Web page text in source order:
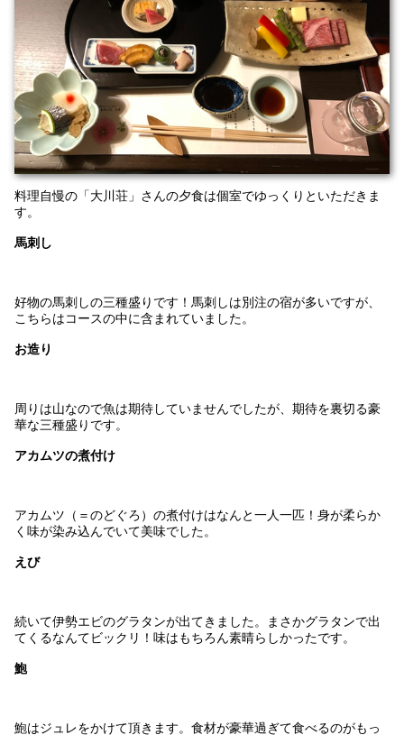
料理自慢の「大川荘」さんの夕食は個室でゆっくりといただきま
す。
馬刺し
好物の馬刺しの三種盛りです！馬刺しは別注の宿が多いですが、
こちらはコースの中に含まれていました。
お造り
周りは山なので魚は期待していませんでしたが、期待を裏切る豪
華な三種盛りです。
アカムツの煮付け
アカムツ（＝のどぐろ）の煮付けはなんと一人一匹！身が柔らか
く味が染み込んでいて美味でした。
えび
続いて伊勢エビのグラタンが出てきました。まさかグラタンで出
てくるなんてビックリ！味はもちろん素晴らしかったです。
鮑
鮑はジュレをかけて頂きます。食材が豪華過ぎて食べるのがもっ